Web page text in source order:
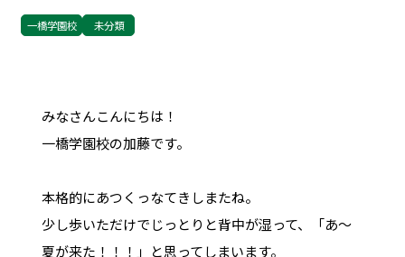
一橋学園校 未分類
みなさんこんにちは！
一橋学園校の加藤です。
本格的にあつくっなてきしまたね。
少し歩いただけでじっとりと背中が湿って、「あ～
夏が来た！！！」と思ってしまいます。